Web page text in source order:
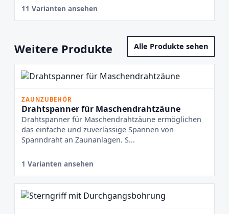
11 Varianten ansehen
Weitere Produkte Alle Produkte sehen
ZAUNZUBEHÖR
Drahtspanner für Maschendrahtzäune
Drahtspanner für Maschendrahtzäune ermöglichen
das einfache und zuverlässige Spannen von
Spanndraht an Zaunanlagen. S...
1 Varianten ansehen